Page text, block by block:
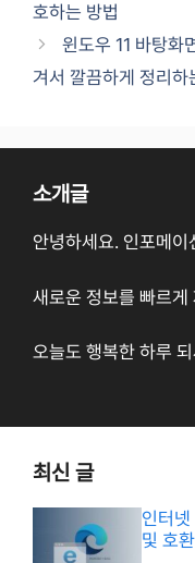
호하는 방법
윈도우 11 바탕화
겨서 깔끔하게 정리하
소개글
안녕하세요. 인포메이
새로운 정보를 빠르
오늘도 행복한 하루
최신 글
인터
및 호